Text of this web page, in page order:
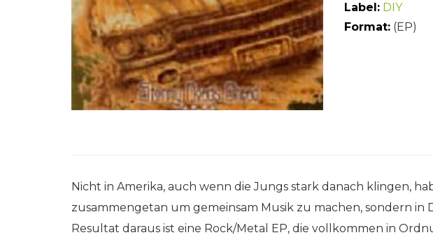
Label: DIY
Format: (EP)
Nicht in Amerika, auch wenn die Jungs stark danach klingen,
zusammengetan um gemeinsam Musik zu machen, sondern in
Resultat daraus ist eine Rock/Metal EP, die vollkommen in